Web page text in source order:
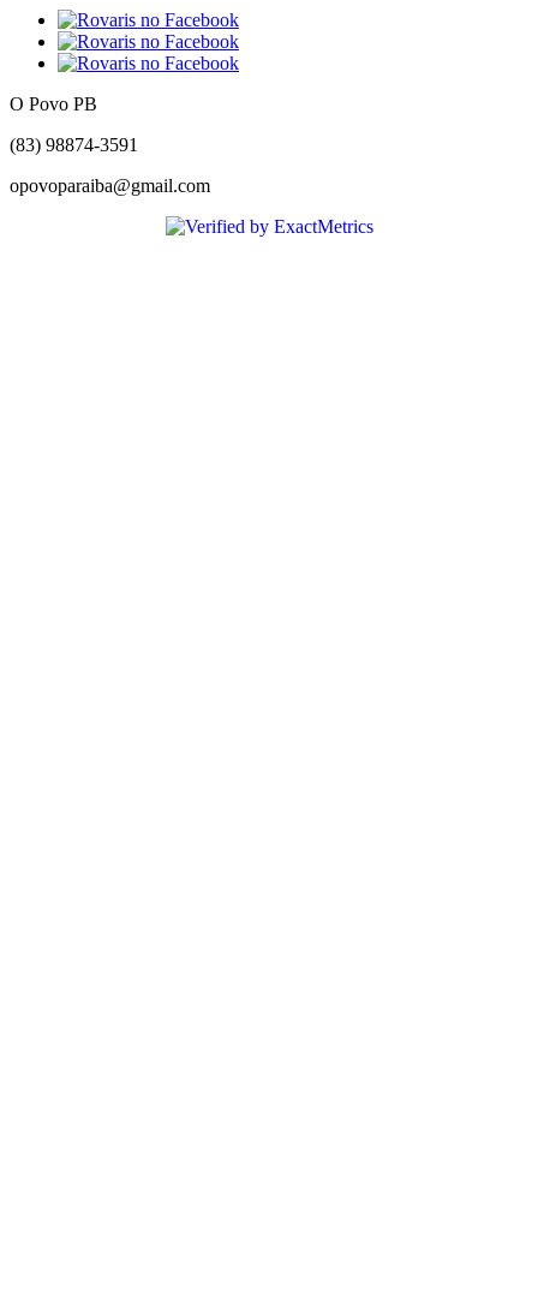
O Povo PB
(83) 98874-3591
opovoparaiba@gmail.com